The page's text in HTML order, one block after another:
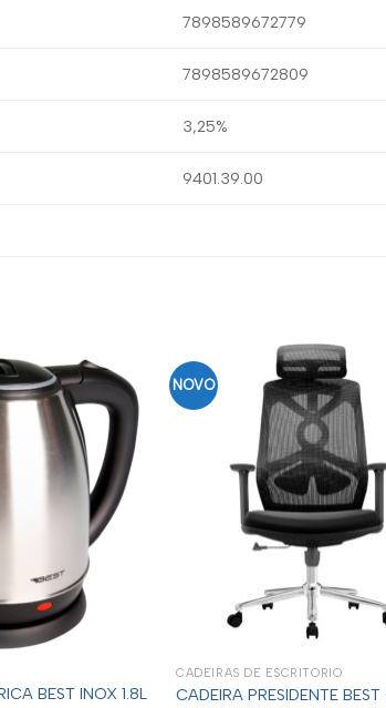
7898589672779
7898589672809
3,25%
9401.39.00
BEST INOX 1.8L
NOVO
CADEIRAS DE ESCRITÓRIO
CADEIRA PRESIDENTE